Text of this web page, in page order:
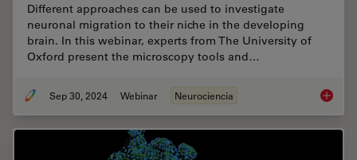
Different approaches can be used to investigate
neuronal migration to their niche in the developing
brain. In this webinar, experts from The University of
Oxford present the microscopy tools and…
Sep 30, 2024 Webinar Neurociencia